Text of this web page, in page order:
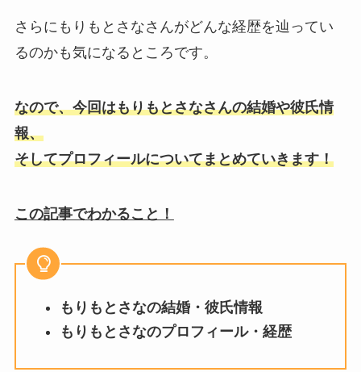
さらにもりもとさなさんがどんな経歴を辿ってい
るのかも気になるところです。
なので、今回はもりもとさなさんの結婚や彼氏情
報、
そしてプロフィールについてまとめていきます！
この記事でわかること！
もりもとさなの結婚・彼氏情報
もりもとさなのプロフィール・経歴